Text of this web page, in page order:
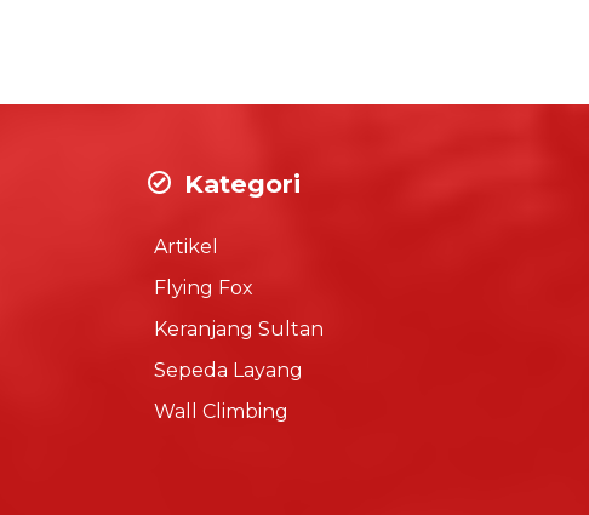
Kategori
Artikel
Flying Fox
Keranjang Sultan
Sepeda Layang
Wall Climbing